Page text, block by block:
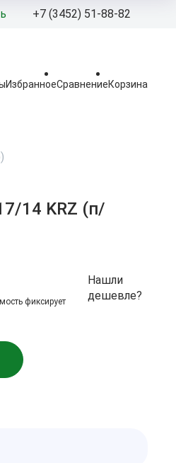
+7 (3452) 51-88-82
+7 (908) 877-
стр.2.
ИзбранноеСравнениеКорзина
14 KRZ (п/
фиксирует
Нашли
дешевле?